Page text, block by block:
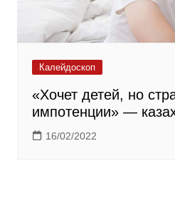
Калейдоскоп
«Хочет детей, но
импотенции» —
16/02/2022